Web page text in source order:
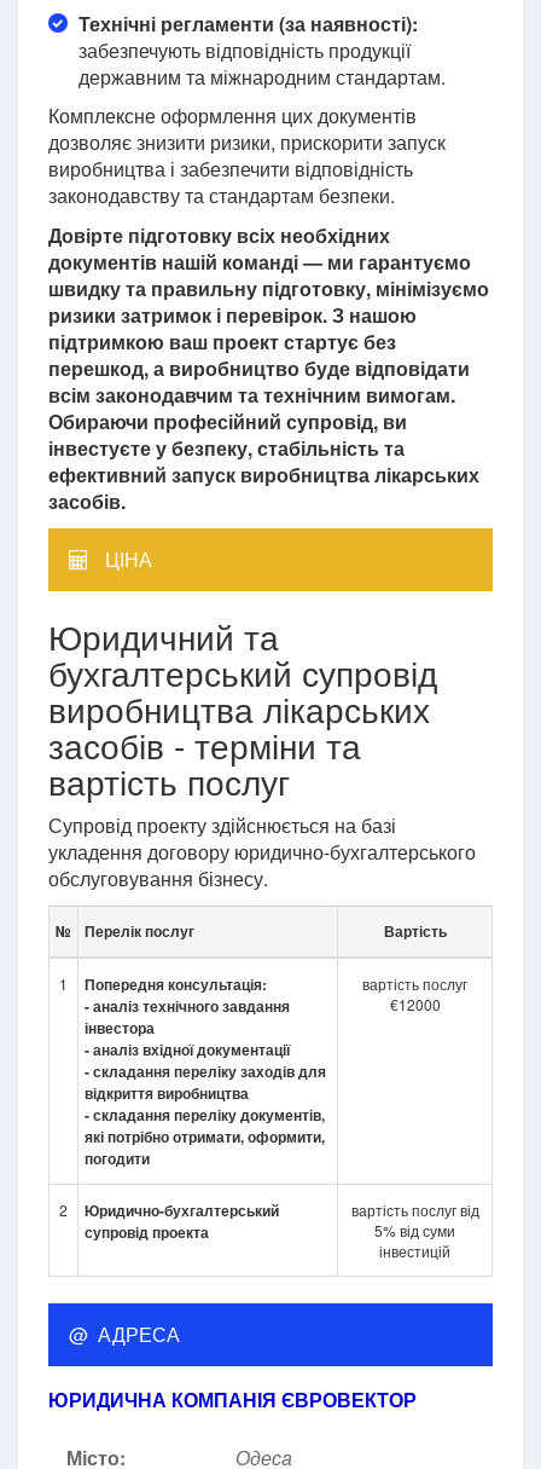
Технічні регламенти (за наявності):
забезпечують відповідність продукції
державним та міжнародним стандартам.
Комплексне оформлення цих документів
дозволяє знизити ризики, прискорити запуск
виробництва і забезпечити відповідність
законодавству та стандартам безпеки.
Довірте підготовку всіх необхідних
документів нашій команді — ми гарантуємо
швидку та правильну підготовку, мінімізуємо
ризики затримок і перевірок. З нашою
підтримкою ваш проект стартує без
перешкод, а виробництво буде відповідати
всім законодавчим та технічним вимогам.
Обираючи професійний супровід, ви
інвестуєте у безпеку, стабільність та
ефективний запуск виробництва лікарських
засобів.
ЦІНА
Юридичний та
бухгалтерський супровід
виробництва лікарських
засобів - терміни та
вартість послуг
Супровід проекту здійснюється на базі
укладення договору юридично-бухгалтерського
обслуговування бізнесу.
№ Перелік послуг Вартість
1
Попередня консультація:
- аналіз технічного завдання
інвестора
- аналіз вхідної документації
- складання переліку заходів для
відкриття виробництва
- складання переліку документів,
які потрібно отримати, оформити,
погодити
вартість послуг
€12000
2
Юридично-бухгалтерський
супровід проекта
вартість послуг від
5% від суми
інвестицій
@ АДРЕСА
ЮРИДИЧНА КОМПАНІЯ ЄВРОВЕКТОР
Місто: Одеса